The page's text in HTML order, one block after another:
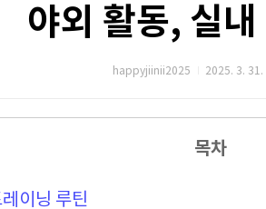
야외 활동, 실
happyjiinii2025 2025. 3. 31.
목차
이닝 루틴